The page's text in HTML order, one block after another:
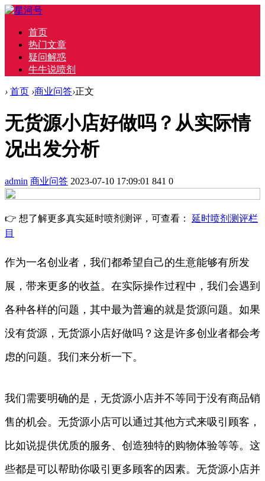
首页
热门文章
疑问解惑
牛牛说喷剂
› 首页 ›商业问答›正文
无货源小店好做吗？从实际情
况出发分析
admin 商业问答 2023-07-10 17:09:01 841 0
👉 想了解更多真实延时喷剂测评，可查看： 延时喷剂测评栏
目
作为一名创业者，我们都希望自己的生意能够有所发
展，带来更多的收益。在实际操作过程中，我们会遇到
各种各样的问题，其中最为普遍的就是货源问题。如果
没有货源，无货源小店好做吗？这是许多创业者都会考
虑的问题。我们来分析一下。
我们需要明确的是，无货源小店并不等同于没有商品销
售的机会。无货源小店可以通过其他方式来吸引顾客，
比如说提供优质的服务、创造独特的购物体验等等。这
些都是可以帮助你吸引更多顾客的因素。无货源小店并